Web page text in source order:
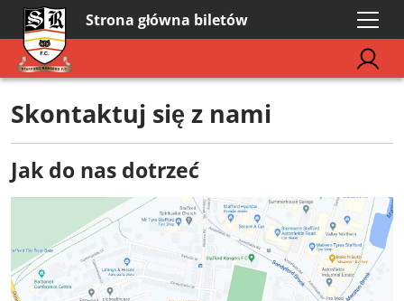
Strona główna biletów
Skontaktuj się z nami
Jak do nas dotrzeć